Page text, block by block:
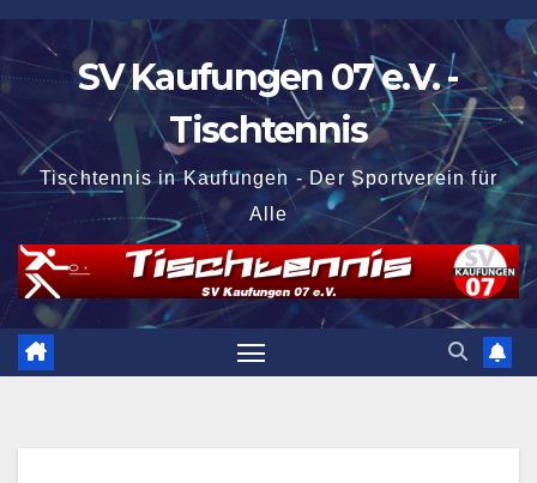
Zum
Inhalt
springen
SV Kaufungen 07 e.V. -
Tischtennis
Tischtennis in Kaufungen - Der Sportverein für
Alle